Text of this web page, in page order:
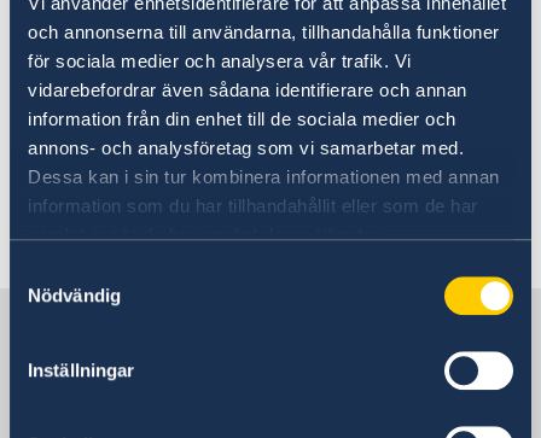
och annonserna till användarna, tillhandahålla funktioner
för sociala medier och analysera vår trafik. Vi
vidarebefordrar även sådana identifierare och annan
information från din enhet till de sociala medier och
annons- och analysföretag som vi samarbetar med.
Dessa kan i sin tur kombinera informationen med annan
information som du har tillhandahållit eller som de har
samlat in när du har använt deras tjänster.
Nödvändig
Inställningar
besökare uppmanas därför att iaktta
vaksamhet och noggrant följa lokala
myndigheters anvisningar.
Läs mer om terrorism och turism på
regeringens webbplats.
Senast uppdaterad 05 aug. 2026, 16.01